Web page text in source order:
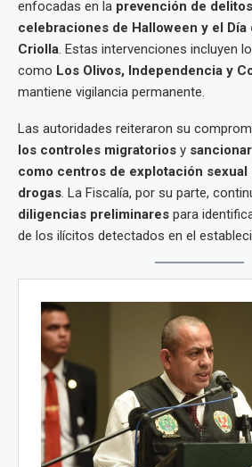
enfocadas en la prevención de
celebraciones de Halloween y el Día
Criolla . Estas intervenciones incluyen
como Los Olivos, Independencia y
mantiene vigilancia permanente.
Las autoridades reiteraron su
los controles migratorios y
como centros de explotación
drogas . La Fiscalía, por su parte,
diligencias preliminares para
de los ilícitos detectados en el